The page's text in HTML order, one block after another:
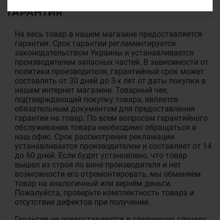
ГАРАНТИЯ
На весь товар в нашем магазине предоставляется
гарантия. Срок гарантии регламентируется
законодательством Украины и устанавливается
производителем запасных частей. В зависимости от
политики производителя, гарантийный срок может
составлять от 30 дней до 3-х лет от даты покупки в
нашем интернет магазине. Товарный чек,
подтверждающий покупку товара, является
обязательным документом для предоставления
гарантии на товар. По всем вопросам гарантийного
обслуживания товара необходимо обращаться в
наш офис. Срок рассмотрения рекламации
устанавливается производителем и составляет от 14
до 60 дней. Если будет установлено, что товар
вышел из строя по вине производителя и нет
возможности его отремонтировать, мы обменяем
товар на аналогичный или вернём деньги.
Пожалуйста, проверьте комплектность товара и
отсутствие дефектов при получении.